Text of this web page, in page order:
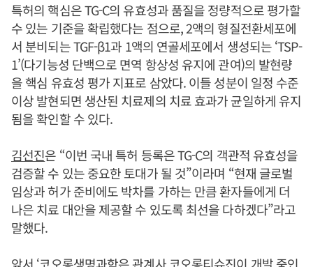
특허의 핵심은 TG-C의 유효성과 품질을 정량적으로 평가할
수 있는 기준을 확립했다는 점으로, 2액의 형질전환세포에
서 분비되는 TGF-β1과 1액의 연골세포에서 생성되는 ‘TSP-
1’(다기능성 단백으로 면역 항상성 유지에 관여)의 발현량
을 핵심 유효성 평가 지표로 삼았다. 이들 성분이 일정 수준
이상 발현되면 생산된 치료제의 치료 효과가 균일하게 유지
됨을 확인할 수 있다.
김선진은 “이번 국내 특허 등록은 TG-C의 객관적 유효성을
검증할 수 있는 중요한 토대가 될 것”이라며 “현재 글로벌
임상과 허가 준비에도 박차를 가하는 만큼 환자들에게 더
나은 치료 대안을 제공할 수 있도록 최선을 다하겠다”라고
말했다.